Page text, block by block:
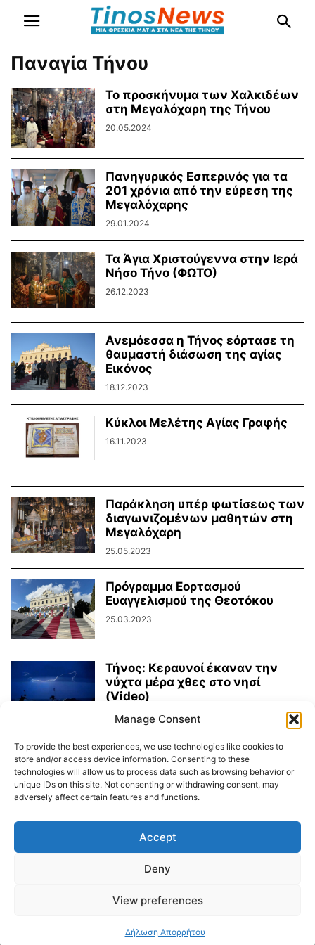
Manage Consent
To provide the best experiences, we use technologies like cookies to
store and/or access device information. Consenting to these
technologies will allow us to process data such as browsing behavior or
unique IDs on this site. Not consenting or withdrawing consent, may
adversely affect certain features and functions.
Accept
Deny
View preferences
Δήλωση Απορρήτου
Παναγία Τήνου
Το προσκήνυμα των Χαλκιδέων
στη Μεγαλόχαρη της Τήνου
20.05.2024
Πανηγυρικός Εσπερινός για τα
201 χρόνια από την εύρεση της
Μεγαλόχαρης
29.01.2024
Τα Άγια Χριστούγεννα στην Ιερά
Νήσο Τήνο (ΦΩΤΟ)
26.12.2023
Ανεμόεσσα η Τήνος εόρτασε τη
θαυμαστή διάσωση της αγίας
Εικόνος
18.12.2023
Κύκλοι Mελέτης Αγίας Γραφής
16.11.2023
Παράκληση υπέρ φωτίσεως των
διαγωνιζομένων μαθητών στη
Μεγαλόχαρη
25.05.2023
Πρόγραμμα Εορτασμού
Ευαγγελισμού της Θεοτόκου
25.03.2023
Τήνος: Κεραυνοί έκαναν την
νύχτα μέρα χθες στο νησί
(Video)
27.01.2023
30 Ιανουαρίου 1823: Βρίσκεται η
θαυματουργή εικόνα της
Παναγίας της Τήνου.
24.01.2023
Διαύγεια – Δήμου Τήνου
Δημοτικό Λιμενικό Ταμείο Τήνου – Άνδρου
Tinos Island Live Webcamera Χάρτης Πλοίων
© 2026